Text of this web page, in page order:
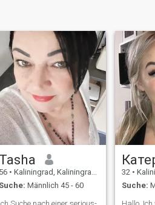
• Kaliningrad, Kaliningrad, Russland
Männlich 45 - 60
32 •
Suche: